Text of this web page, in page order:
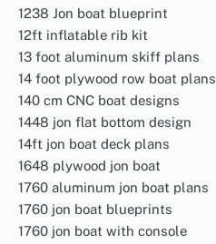
1238 Jon boat blueprint
12ft inflatable rib kit
13 foot aluminum skiff plans
14 foot plywood row boat plans
140 cm CNC boat designs
1448 jon flat bottom design
14ft jon boat deck plans
1648 plywood jon boat
1760 aluminum jon boat plans
1760 jon boat blueprints
1760 jon boat with console